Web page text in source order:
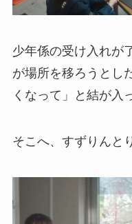
少年係の受け入れが
が場所を移ろうとし
くなって」と結が入
そこへ、すずりんと